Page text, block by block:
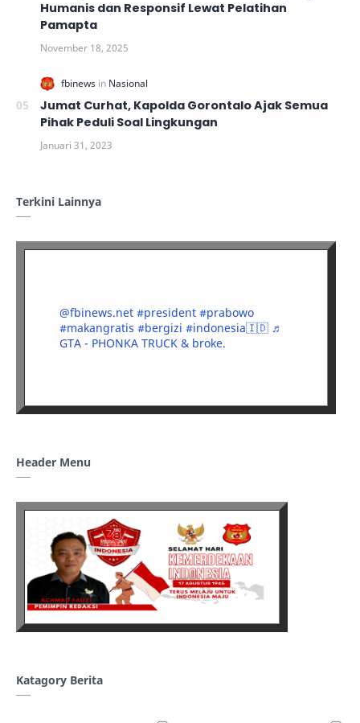
Humanis dan Responsif Lewat Pelatihan
Pamapta
Jumat Curhat, Kapolda Gorontalo Ajak Semua
Pihak Peduli Soal Lingkungan
Terkini Lainnya
@fbinews.net #president #prabowo
#makangratis #bergizi #indonesia🇮🇩 ♬
GTA - PHONKA TRUCK & broke.
Header Menu
Katagory Berita